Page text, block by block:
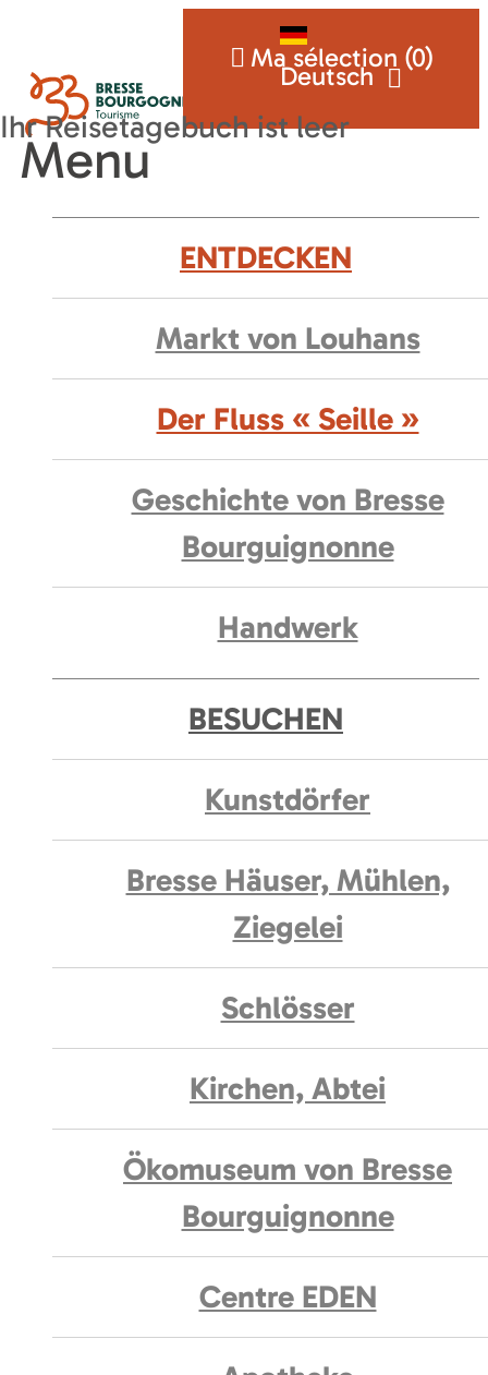
Deutsch
Ma sélection (0)
Menu
ENTDECKEN
Markt von Louhans
Der Fluss « Seille »
Geschichte von Bresse
Bourguignonne
Handwerk
BESUCHEN
Kunstdörfer
Bresse Häuser, Mühlen,
Ziegelei
Schlösser
Kirchen, Abtei
Ökomuseum von Bresse
Bourguignonne
Centre EDEN